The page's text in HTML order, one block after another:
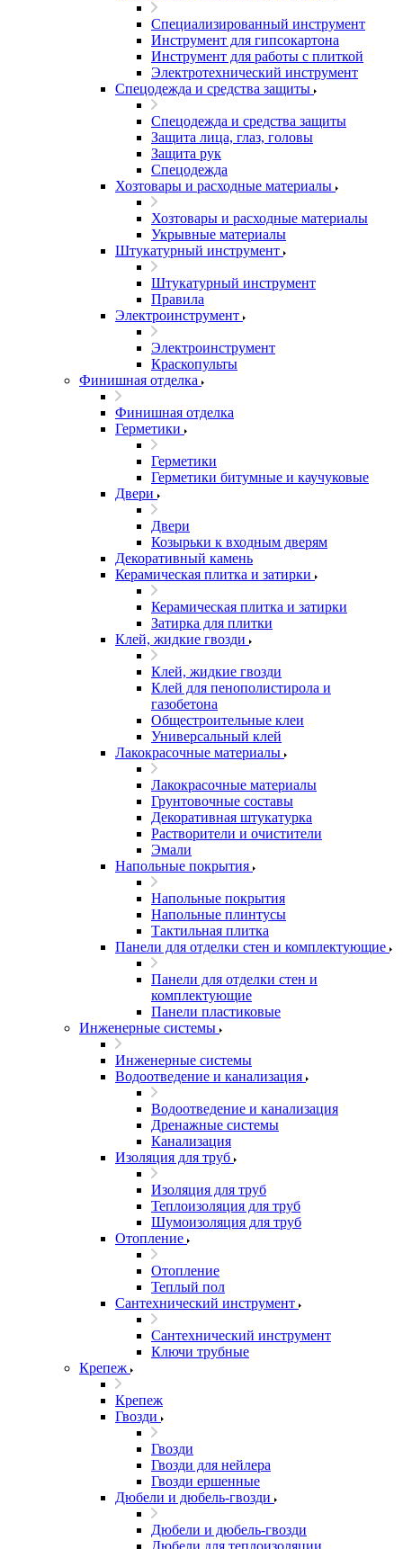
Специализированный инструмент
Инструмент для гипсокартона
Инструмент для работы с плиткой
Электротехнический инструмент
Спецодежда и средства защиты
Спецодежда и средства защиты
Защита лица, глаз, головы
Защита рук
Спецодежда
Хозтовары и расходные материалы
Хозтовары и расходные материалы
Укрывные материалы
Штукатурный инструмент
Штукатурный инструмент
Правила
Электроинструмент
Электроинструмент
Краскопульты
Финишная отделка
Финишная отделка
Герметики
Герметики
Герметики битумные и каучуковые
Двери
Двери
Козырьки к входным дверям
Декоративный камень
Керамическая плитка и затирки
Керамическая плитка и затирки
Затирка для плитки
Клей, жидкие гвозди
Клей, жидкие гвозди
Клей для пенополистирола и
газобетона
Общестроительные клеи
Универсальный клей
Лакокрасочные материалы
Лакокрасочные материалы
Грунтовочные составы
Декоративная штукатурка
Растворители и очистители
Эмали
Напольные покрытия
Напольные покрытия
Напольные плинтусы
Тактильная плитка
Панели для отделки стен и комплектующие
Панели для отделки стен и
комплектующие
Панели пластиковые
Инженерные системы
Инженерные системы
Водоотведение и канализация
Водоотведение и канализация
Дренажные системы
Канализация
Изоляция для труб
Изоляция для труб
Теплоизоляция для труб
Шумоизоляция для труб
Отопление
Отопление
Теплый пол
Сантехнический инструмент
Сантехнический инструмент
Ключи трубные
Крепеж
Крепеж
Гвозди
Гвозди
Гвозди для нейлера
Гвозди ершенные
Дюбели и дюбель-гвозди
Дюбели и дюбель-гвозди
Дюбели для теплоизоляции